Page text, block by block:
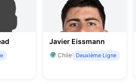
Javier Eissmann
Chile Deuxième Ligne